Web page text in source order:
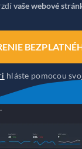
vaše webové
hláste pomocou